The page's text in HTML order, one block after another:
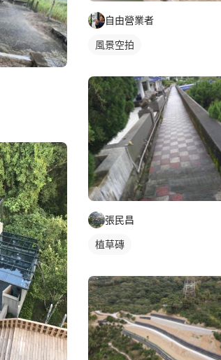
自由營業者
風景空拍
張民昌
植草磚